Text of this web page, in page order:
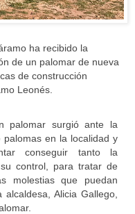
ha recibido la
de un palomar de nueva
de construcción
Leonés.
palomar surgió ante la
en la localidad y
conseguir tanto la
control, para tratar de
molestias que puedan
Alicia Gallego,